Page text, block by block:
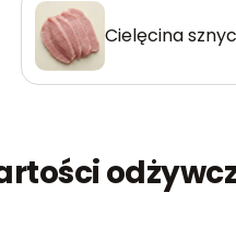
Cielęcina